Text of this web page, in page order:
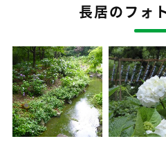
長居のフォ